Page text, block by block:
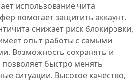
использование чита
помогает защитить аккаунт.
снижает риск блокировки,
опыт работы с самыми
Возможность сохранять и
быстро менять
ситуации. Высокое качество,